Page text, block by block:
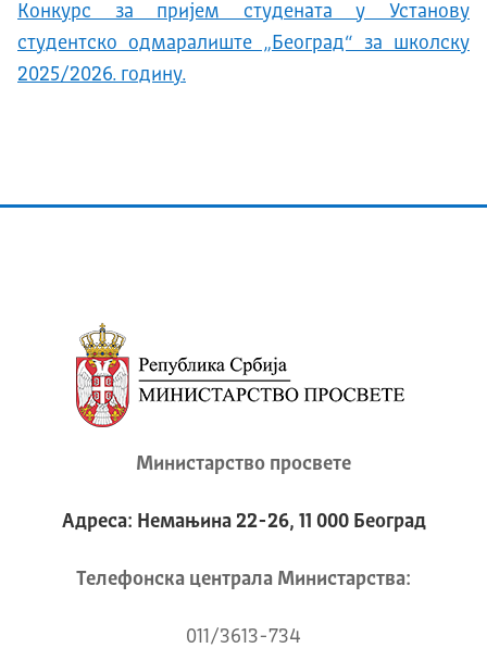
Конкурс за пријем студената у Установу
студентско одмаралиште „Београд“ за школску
2025/2026. годину.
Министарство просвете
Адреса: Немањина 22-26, 11 000 Београд
Телeфонска централа Mинистарства:
011/3613-734